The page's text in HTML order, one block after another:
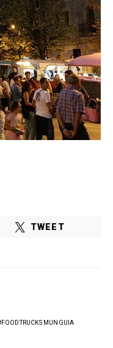
TWEET
FOODTRUCKS MUNGUIA